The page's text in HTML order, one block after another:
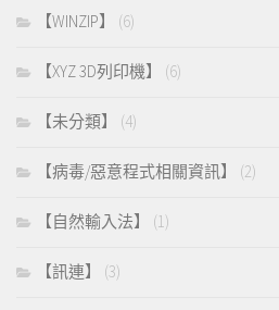
【WINZIP】 (6)
【XYZ 3D列印機】 (6)
【未分類】 (4)
【病毒/惡意程式相關資訊】 (2)
【自然輸入法】 (1)
【訊連】 (3)